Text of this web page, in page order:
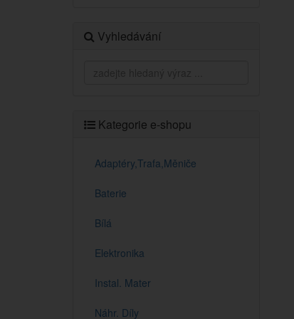
Vyhledávání
Kategorie e-shopu
Adaptéry,Trafa,Měniče
Baterie
Bílá
Elektronika
Instal. Mater
Náhr. Díly